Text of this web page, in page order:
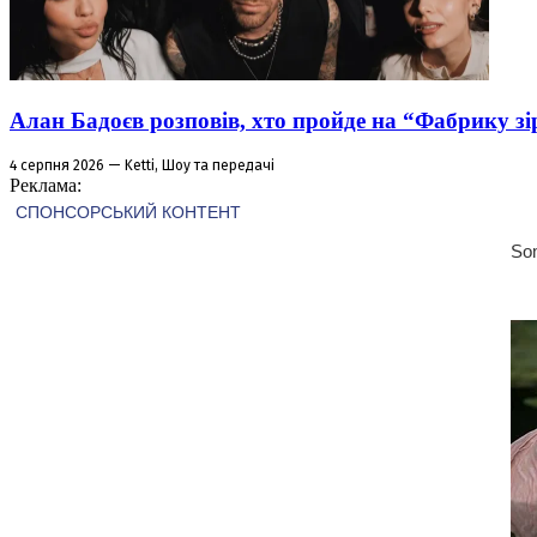
Алан Бадоєв розповів, хто пройде на “Фабрику
4 серпня 2026 — Ketti, Шоу та передачі
Реклама: